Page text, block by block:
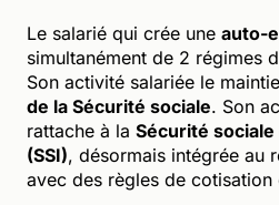
Le salarié qui crée une auto-
simultanément de 2 régimes
Son activité salariée le
de la Sécurité sociale. Son
rattache à la Sécurité
(SSI), désormais intégrée au
avec des règles de cotisation